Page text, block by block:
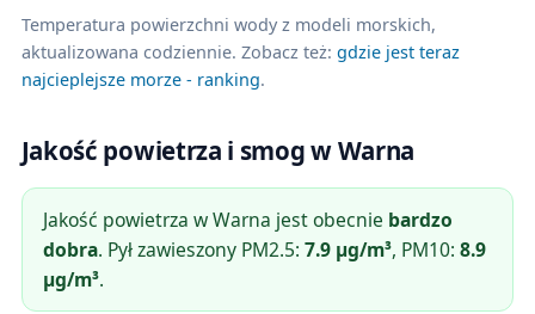
Temperatura powierzchni wody z modeli morskich,
aktualizowana codziennie. Zobacz też: gdzie jest teraz
najcieplejsze morze - ranking.
Jakość powietrza i smog w Warna
Jakość powietrza w Warna jest obecnie bardzo
dobra. Pył zawieszony PM2.5:7.9 µg/m³, PM10:8.9
µg/m³.